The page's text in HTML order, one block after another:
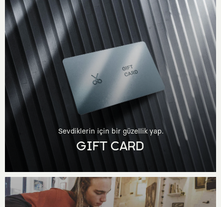
Sevdiklerin için bir güzellik yap.
GIFT CARD